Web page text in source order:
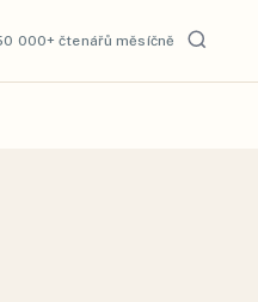
000+ čtenářů měsíčně